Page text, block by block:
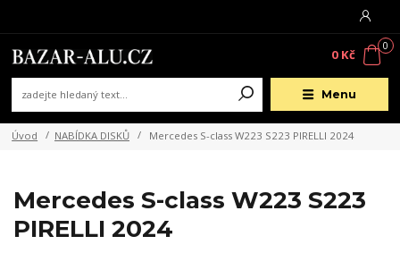
Menu
0
0 Kč
Úvod NABÍDKA DISKŮ Mercedes S-class W223 S223 PIRELLI 2024
Mercedes S-class W223 S223
PIRELLI 2024